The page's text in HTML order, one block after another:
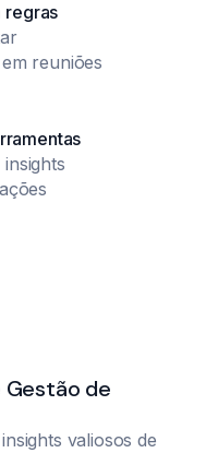
regras
reuniões
Gestão de
valiosos de